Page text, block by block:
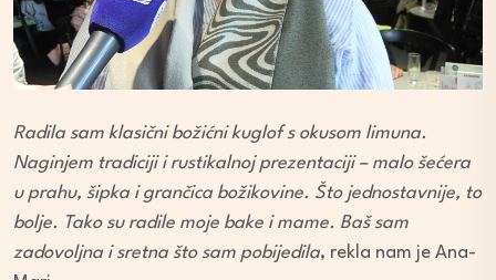
Radila sam klasični božićni kuglof s okusom limuna.
Naginjem tradiciji i rustikalnoj prezentaciji – malo šećera
u prahu, šipka i grančica božikovine. Što jednostavnije, to
bolje. Tako su radile moje bake i mame. Baš sam
zadovoljna i sretna što sam pobijedila, rekla nam je Ana-